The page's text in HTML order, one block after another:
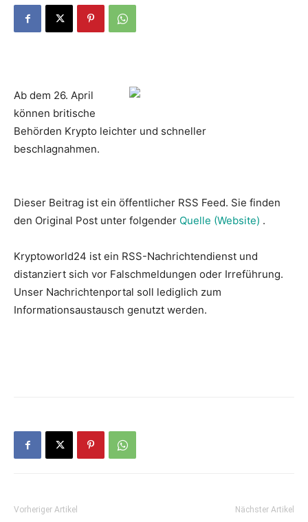
Ab dem 26. April
können britische
Behörden Krypto leichter und schneller
beschlagnahmen.
Dieser Beitrag ist ein öffentlicher RSS Feed. Sie finden
den Original Post unter folgender Quelle (Website) .
Kryptoworld24 ist ein RSS-Nachrichtendienst und
distanziert sich vor Falschmeldungen oder Irreführung.
Unser Nachrichtenportal soll lediglich zum
Informationsaustausch genutzt werden.
Vorheriger Artikel Nächster Artikel